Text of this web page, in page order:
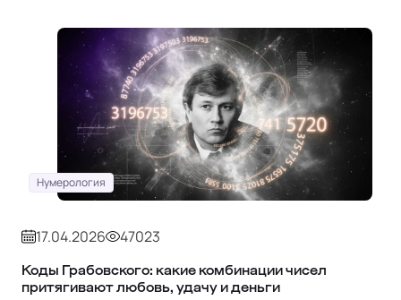
Нумерология
17.04.2026 47023
Коды Грабовского: какие комбинации чисел
притягивают любовь, удачу и деньги